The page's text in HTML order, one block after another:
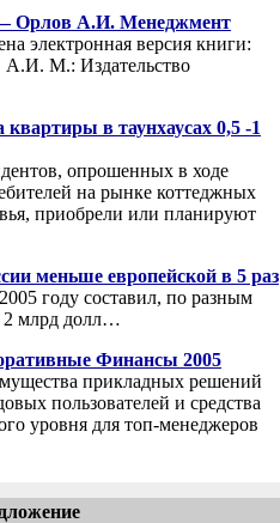
Орлов А.И. Менеджмент
электронная версия книги:
М.: Издательство
квартиры в таунхаусах 0,5 -1
опрошенных в ходе
на рынке коттеджных
приобрели или планируют
меньше европейской в 5 раз
году составил, по разным
2 млрд долл…
Финансы 2005
прикладных решений
пользователей и средства
уровня для топ-менеджеров